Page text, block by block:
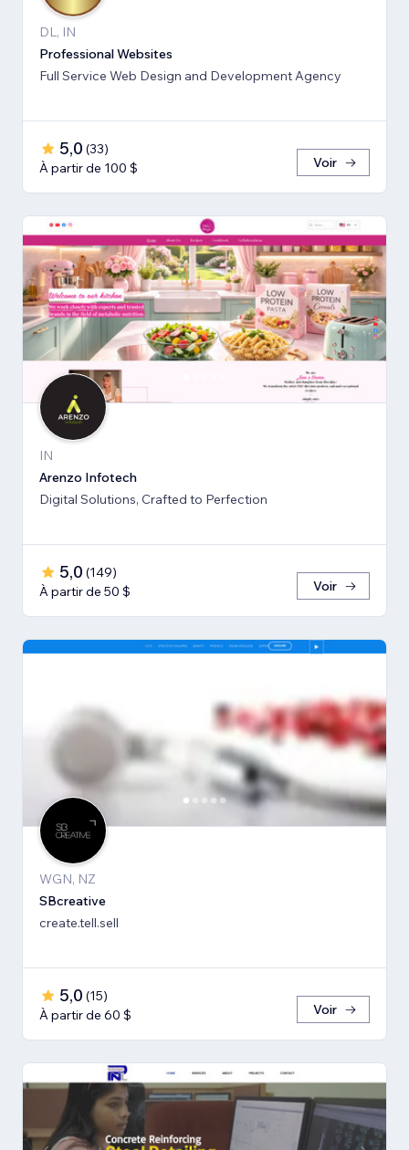
DL, IN
Professional Websites
Full Service Web Design and Development Agency
5,0 (33)
À partir de 100 $
Voir
IN
Arenzo Infotech
Digital Solutions, Crafted to Perfection
5,0 (149)
À partir de 50 $
Voir
WGN, NZ
SBcreative
create.tell.sell
5,0 (15)
À partir de 60 $
Voir